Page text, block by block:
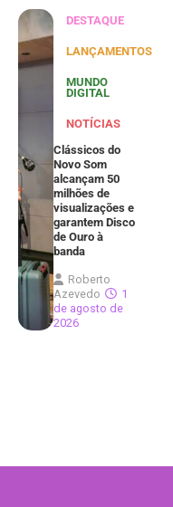
DESTAQUE
LANÇAMENTOS
MUNDO
DIGITAL
NOTÍCIAS
Clássicos do
Novo Som
alcançam 50
milhões de
visualizações e
garantem Disco
de Ouro à
banda
Roberto
Azevedo
1
de agosto de
2026